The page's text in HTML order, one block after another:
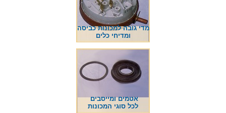
מדי גובה למכונות כביסה
ומדיחי כלים
אטמים ומייסבים
לכל סוגי המכונות